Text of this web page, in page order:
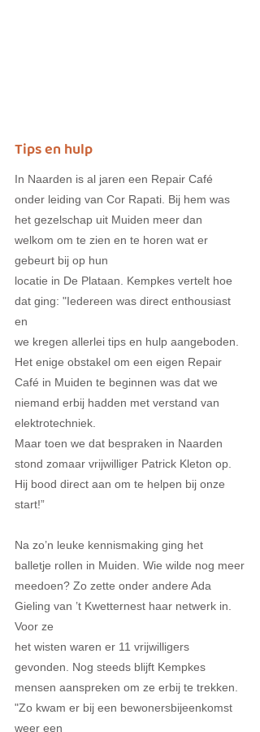
Tips en hulp
In Naarden is al jaren een Repair Café
onder leiding van Cor Rapati. Bij hem was
het gezelschap uit Muiden meer dan
welkom om te zien en te horen wat er
gebeurt bij op hun
locatie in De Plataan. Kempkes vertelt hoe
dat ging: "Iedereen was direct enthousiast
en
we kregen allerlei tips en hulp aangeboden.
Het enige obstakel om een eigen Repair
Café in Muiden te beginnen was dat we
niemand erbij hadden met verstand van
elektrotechniek.
Maar toen we dat bespraken in Naarden
stond zomaar vrijwilliger Patrick Kleton op.
Hij bood direct aan om te helpen bij onze
start!”
Na zo’n leuke kennismaking ging het
balletje rollen in Muiden. Wie wilde nog meer
meedoen? Zo zette onder andere Ada
Gieling van ’t Kwetternest haar netwerk in.
Voor ze
het wisten waren er 11 vrijwilligers
gevonden. Nog steeds blijft Kempkes
mensen aanspreken om ze erbij te trekken.
"Zo kwam er bij een bewonersbijeenkomst
weer een